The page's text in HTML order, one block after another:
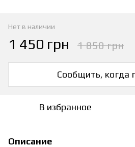
Нет в наличии
1 450 грн 1 850 грн
Сообщить, когда
В избранное
Описание